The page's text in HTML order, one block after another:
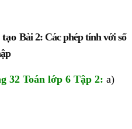
Bài 2: Các phép tính với số
32 Toán lớp 6 Tập 2: a)